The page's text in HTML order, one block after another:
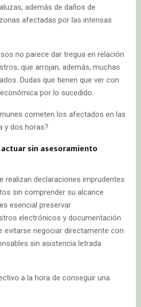
además de daños de
afectadas por las intensas
no parece dar tregua en relación
que arrojan, además, muchas
Dudas que tienen que ver con
por lo sucedido.
cometen los afectados en las
y dos horas?
sin asesoramiento
realizan declaraciones imprudentes
sin comprender su alcance
esencial preservar
electrónicos y documentación
evitarse negociar directamente con
sin asistencia letrada
a la hora de conseguir una